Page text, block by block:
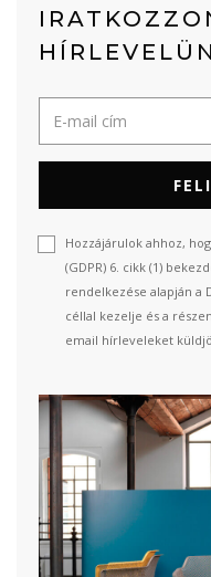
Hozzájárulok ahhoz,
(GDPR) 6. cikk (1)
rendelkezése alapján a
céllal kezelje és a
email hírleveleket